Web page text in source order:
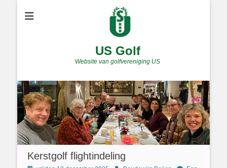
US Golf
Website van golfvereniging US
Kerstgolf flightindeling